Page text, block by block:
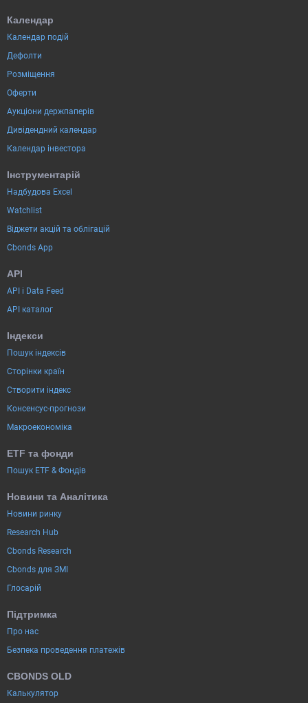
Календар
Календар подій
Дефолти
Розміщення
Оферти
Аукціони держпаперів
Дивідендний календар
Календар інвестора
Інструментарій
Надбудова Excel
Watchlist
Віджети акцій та облігацій
Cbonds App
API
API і Data Feed
API каталог
Індекси
Пошук індексів
Сторінки країн
Створити індекс
Консенсус-прогнози
Макроекономіка
ETF та фонди
Пошук ETF & Фондів
Новини та Аналітика
Новини ринку
Research Hub
Cbonds Research
Cbonds для ЗМІ
Глосарій
Підтримка
Про нас
Безпека проведення платежів
CBONDS OLD
Калькулятор